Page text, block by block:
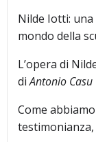
Nilde Iotti:
mondo della
L’opera di
diAntonio Casu
Come
testimonianza,